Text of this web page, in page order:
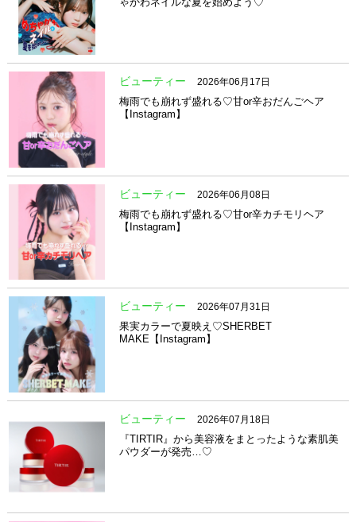
ビューティー 2026年06月17日
梅雨でも崩れず盛れる♡甘or辛おだんごヘア
【Instagram】
ビューティー 2026年06月08日
梅雨でも崩れず盛れる♡甘or辛カチモリヘア
【Instagram】
ビューティー 2026年07月31日
果実カラーで夏映え♡SHERBET
MAKE【Instagram】
ビューティー 2026年07月18日
『TIRTIR』から美容液をまとったような素肌美
パウダーが発売…♡